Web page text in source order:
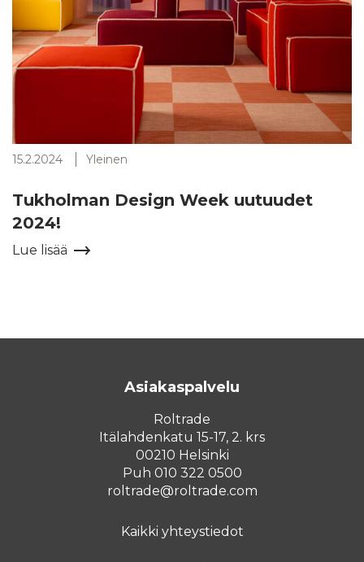
15.2.2024 Yleinen
Tukholman Design Week uutuudet
2024!
Lue lisää
Asiakaspalvelu
Roltrade
Itälahdenkatu 15-17, 2. krs
00210 Helsinki
Puh 010 322 0500
roltrade@roltrade.com
Kaikki yhteystiedot